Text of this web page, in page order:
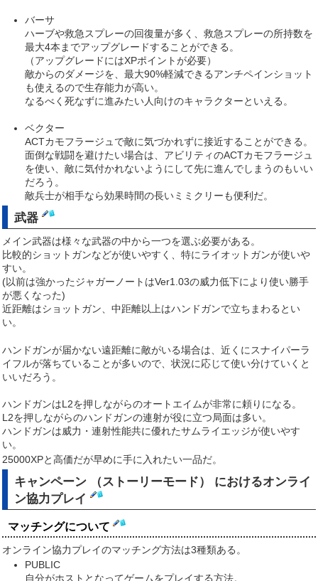
バーサ
ハーブや救急スプレーの回復量が多く、救急スプレーの所持数を
最大4本までアップグレードすることができる。
（アップグレードにはXPポイントが必要）
敵からのダメージを、最大90%軽減できるアンチペインショット
も使えるので生存能力が高い。
なるべく死なずに進みたい人向けのキャラクターといえる。
ベクター
ACTカモフラージュで敵に気づかれずに接近することができる。
面倒な戦闘を避けたい場合は、アビリティのACTカモフラージュ
を使い、敵に気付かれないようにして先に進んでしまうのもいい
だろう。
敵兵士が相手なら効果時間の長いミミクリーも便利だ。
武器
メイン武器は様々な武器の中から一つを選ぶ必要がある。
比較的ショットガンなどが使いやすく、特にライオットガンが使いや
すい。
(以前は強かったジャガーノートはVer1.03の威力低下により使い勝手
が悪くなった)
近距離はショットガン、中距離以上はハンドガンで立ちまわるとい
い。
ハンドガンが届かない遠距離に敵がいる場合は、近くにスナイパーラ
イフルが落ちていることが多いので、状況に応じて使い分けていくと
いいだろう。
ハンドガンはL2を押しながらのオートエイムが非常に頼りになる。
L2を押しながらのハンドガンの連射が役に立つ局面は多い。
ハンドガンは威力・連射性能共に優れたサムライエッジが使いやす
い。
25000XPと高価だが早めに手に入れたい一品だ。
キャンペーン （ストーリーモード） におけるオンライ
ン協力プレイ
マッチングについて
オンライン協力プレイのマッチング方法は3種類ある。
PUBLIC
自分がホストとなってゲームをプレイする方法。